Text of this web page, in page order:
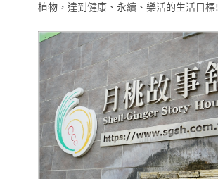
植物，達到健康、永續、樂活的生活目標!